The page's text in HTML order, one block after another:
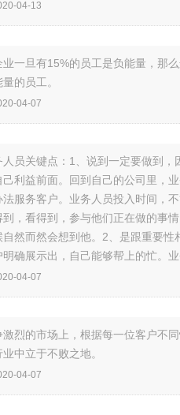
04-13
业一旦有15%的员工是负能量，那
的员工。
04-07
人员关键点：1、说到一定要做到
己利益前面。回到自己的公司里，
法服务客户。业务人员投入时间，
到，看得到，参与他们正在做的事
自然而然会想到他。2、是跟重要
明确展示出，自己能够帮上的忙。
04-07
激烈的市场上，根据每一位客户不
中立于不败之地。
04-07